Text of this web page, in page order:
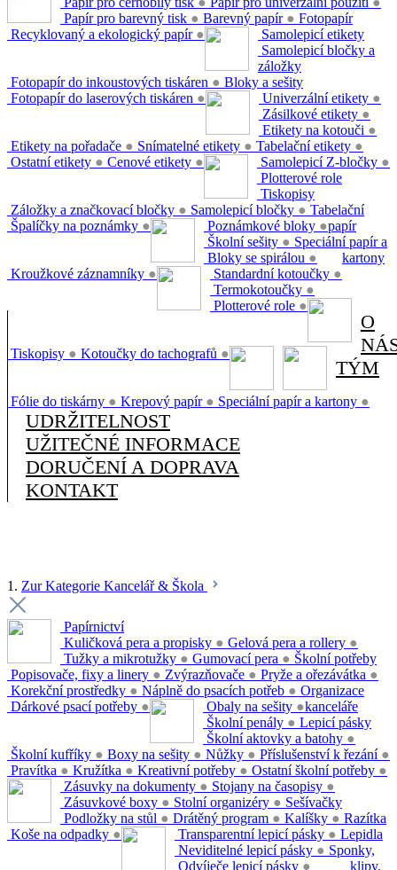
Papír pro barevný tisk ● Barevný papír ●
Recyklovaný a ekologický papír ●
Fotopapír
Fotopapír do inkoustových tiskáren ●
Fotopapír do laserových tiskáren ●
Samolepicí etikety
Univerzální etikety ●
Zásilkové etikety ●
Etikety na kotouči ●
Etikety na pořadače ● Snímatelné etikety ● Tabelační etikety ●
Ostatní etikety ● Cenové etikety ●
Samolepicí bločky a
záložky
Samolepicí Z-bločky ●
Záložky a značkovací bločky ● Samolepicí bločky ●
Špalíčky na poznámky ●
Bloky a sešity
Poznámkové bloky ●
Školní sešity ●
Bloky se spirálou ●
Kroužkové záznamníky ●
Plotterové role
Standardní kotoučky ●
Termokotoučky ●
Plotterové role ●
Tiskopisy
Tiskopisy ● Kotoučky do tachografů ●
Tabelační
papír
Speciální papír a
kartony
Fólie do tiskárny ● Krepový papír ● Speciální papír a kartony ●
O
TÝM
UDRŽITELNOST
UŽITEČNÉ INFORMACE
DORUČENÍ A DOPRAVA
KONTAKT
1. Zur Kategorie Kancelář & Škola
Papírnictví
Kuličková pera a propisky ● Gelová pera a rollery ●
Tužky a mikrotužky ● Gumovací pera ●
Popisovače, fixy a linery ● Zvýrazňovače ● Pryže a ořezávátka ●
Korekční prostředky ● Náplně do psacích potřeb ●
Dárkové psací potřeby ●
Školní potřeby
Obaly na sešity ●
Školní penály ●
Školní aktovky a batohy ●
Školní kufříky ● Boxy na sešity ● Nůžky ● Příslušenství k řezání ●
Pravítka ● Kružítka ● Kreativní potřeby ● Ostatní školní potřeby ●
Organizace
kanceláře
Zásuvky na dokumenty ● Stojany na časopisy ●
Zásuvkové boxy ● Stolní organizéry ●
Podložky na stůl ● Drátěný program ● Kalíšky ●
Koše na odpadky ●
Lepicí pásky
Transparentní lepicí pásky ●
Neviditelné lepicí pásky ●
Odvíječe lepicí pásky ●
Sešívačky
Razítka
Lepidla
Sponky,
klipy,